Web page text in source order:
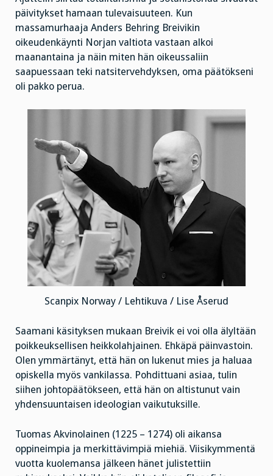
päivitykset hamaan tulevaisuuteen. Kun
massamurhaaja Anders Behring Breivikin
oikeudenkäynti Norjan valtiota vastaan alkoi
maanantaina ja näin miten hän oikeussaliin
saapuessaan teki natsitervehdyksen, oma päätökseni
oli pakko perua.
Scanpix Norway / Lehtikuva / Lise Åserud
Saamani käsityksen mukaan Breivik ei voi olla älyltään
poikkeuksellisen heikkolahjainen. Ehkäpä päinvastoin.
Olen ymmärtänyt, että hän on lukenut mies ja haluaa
opiskella myös vankilassa. Pohdittuani asiaa, tulin
siihen johtopäätökseen, että hän on altistunut vain
yhdensuuntaisen ideologian vaikutuksille.
Tuomas Akvinolainen (1225 – 1274) oli aikansa
oppineimpia ja merkittävimpiä miehiä. Viisikymmentä
vuotta kuolemansa jälkeen hänet julistettiin